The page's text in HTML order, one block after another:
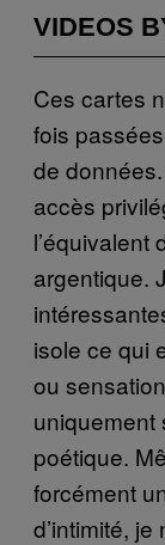
VIDEOS
Ces cartes
fois
de
accès
l’équivalent
argentique.
isole ce qui
ou
uniquement
poétique.
forcément
d’intimité, je